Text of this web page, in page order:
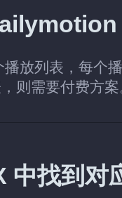
放列表，每个
则需要付费方案
找到对